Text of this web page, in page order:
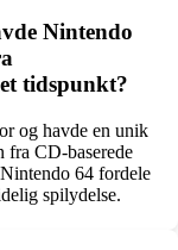
Nintendo
tidspunkt?
og havde en unik
fra CD-baserede
64 fordele
spilydelse.